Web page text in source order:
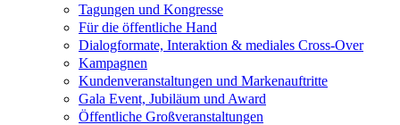
Tagungen und Kongresse
Für die öffentliche Hand
Dialogformate, Interaktion & mediales Cross-Over
Kampagnen
Kundenveranstaltungen und Markenauftritte
Gala Event, Jubiläum und Award
Öffentliche Großveranstaltungen